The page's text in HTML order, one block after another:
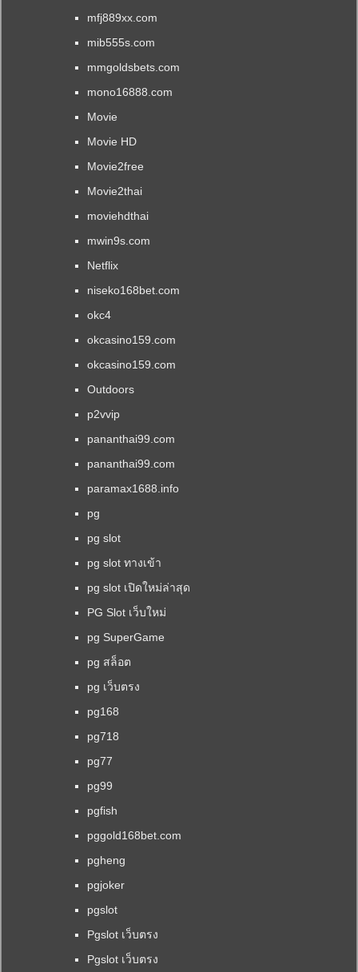
mfj889xx.com
mib555s.com
mmgoldsbets.com
mono16888.com
Movie
Movie HD
Movie2free
Movie2thai
moviehdthai
mwin9s.com
Netflix
niseko168bet.com
okc4
okcasino159.com
okcasino159.com
Outdoors
p2vvip
pananthai99.com
pananthai99.com
paramax1688.info
pg
pg slot
pg slot ทางเข้า
pg slot เปิดใหม่ล่าสุด
PG Slot เว็บใหม่
pg SuperGame
pg สล็อต
pg เว็บตรง
pg168
pg718
pg77
pg99
pgfish
pggold168bet.com
pgheng
pgjoker
pgslot
Pgslot เว็บตรง
Pgslot เว็บตรง